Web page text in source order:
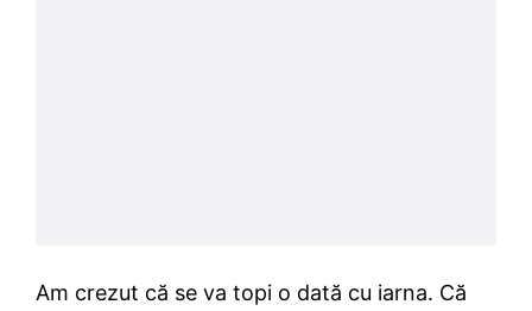
Am crezut că se va topi o dată cu iarna. Că